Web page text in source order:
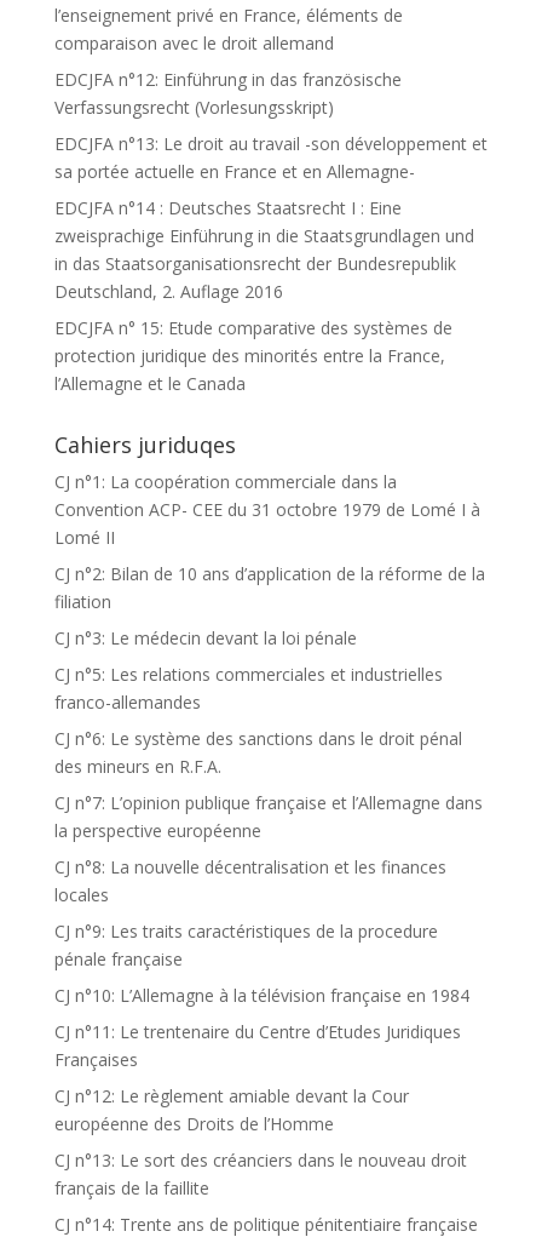
l’enseignement privé en France, éléments de
comparaison avec le droit allemand
EDCJFA n°12: Einführung in das französische
Verfassungsrecht (Vorlesungsskript)
EDCJFA n°13: Le droit au travail -son développement et
sa portée actuelle en France et en Allemagne-
EDCJFA n°14 : Deutsches Staatsrecht I : Eine
zweisprachige Einführung in die Staatsgrundlagen und
in das Staatsorganisationsrecht der Bundesrepublik
Deutschland, 2. Auflage 2016
EDCJFA n° 15: Etude comparative des systèmes de
protection juridique des minorités entre la France,
l’Allemagne et le Canada
Cahiers juriduqes
CJ n°1: La coopération commerciale dans la
Convention ACP- CEE du 31 octobre 1979 de Lomé I à
Lomé II
CJ n°2: Bilan de 10 ans d’application de la réforme de la
filiation
CJ n°3: Le médecin devant la loi pénale
CJ n°5: Les relations commerciales et industrielles
franco-allemandes
CJ n°6: Le système des sanctions dans le droit pénal
des mineurs en R.F.A.
CJ n°7: L’opinion publique française et l’Allemagne dans
la perspective européenne
CJ n°8: La nouvelle décentralisation et les finances
locales
CJ n°9: Les traits caractéristiques de la procedure
pénale française
CJ n°10: L’Allemagne à la télévision française en 1984
CJ n°11: Le trentenaire du Centre d’Etudes Juridiques
Françaises
CJ n°12: Le règlement amiable devant la Cour
européenne des Droits de l’Homme
CJ n°13: Le sort des créanciers dans le nouveau droit
français de la faillite
CJ n°14: Trente ans de politique pénitentiaire française